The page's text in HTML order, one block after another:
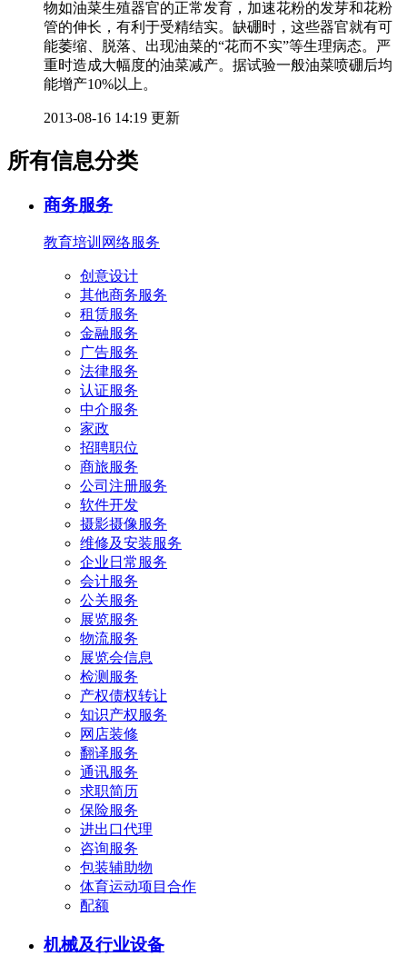
物如油菜生殖器官的正常发育，加速花粉的发芽和花粉
管的伸长，有利于受精结实。缺硼时，这些器官就有可
能萎缩、脱落、出现油菜的“花而不实”等生理病态。严
重时造成大幅度的油菜减产。据试验一般油菜喷硼后均
能增产10%以上。
2013-08-16 14:19 更新
所有信息分类
商务服务
教育培训 网络服务
创意设计
其他商务服务
租赁服务
金融服务
广告服务
法律服务
认证服务
中介服务
家政
招聘职位
商旅服务
公司注册服务
软件开发
摄影摄像服务
维修及安装服务
企业日常服务
会计服务
公关服务
展览服务
物流服务
展览会信息
检测服务
产权债权转让
知识产权服务
网店装修
翻译服务
通讯服务
求职简历
保险服务
进出口代理
咨询服务
包装辅助物
体育运动项目合作
配额
机械及行业设备